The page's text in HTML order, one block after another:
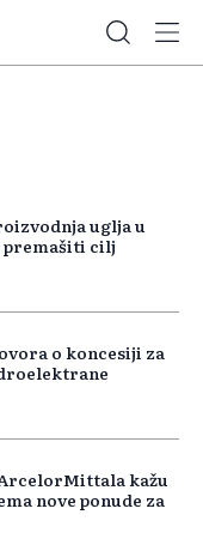
uglja u
premašiti cilj
o koncesiji za
kažu
nove ponude za